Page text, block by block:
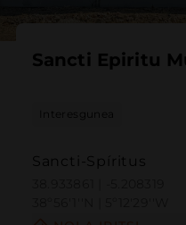
Sancti Epiritu
Interesgunea
Sancti-Spíritus